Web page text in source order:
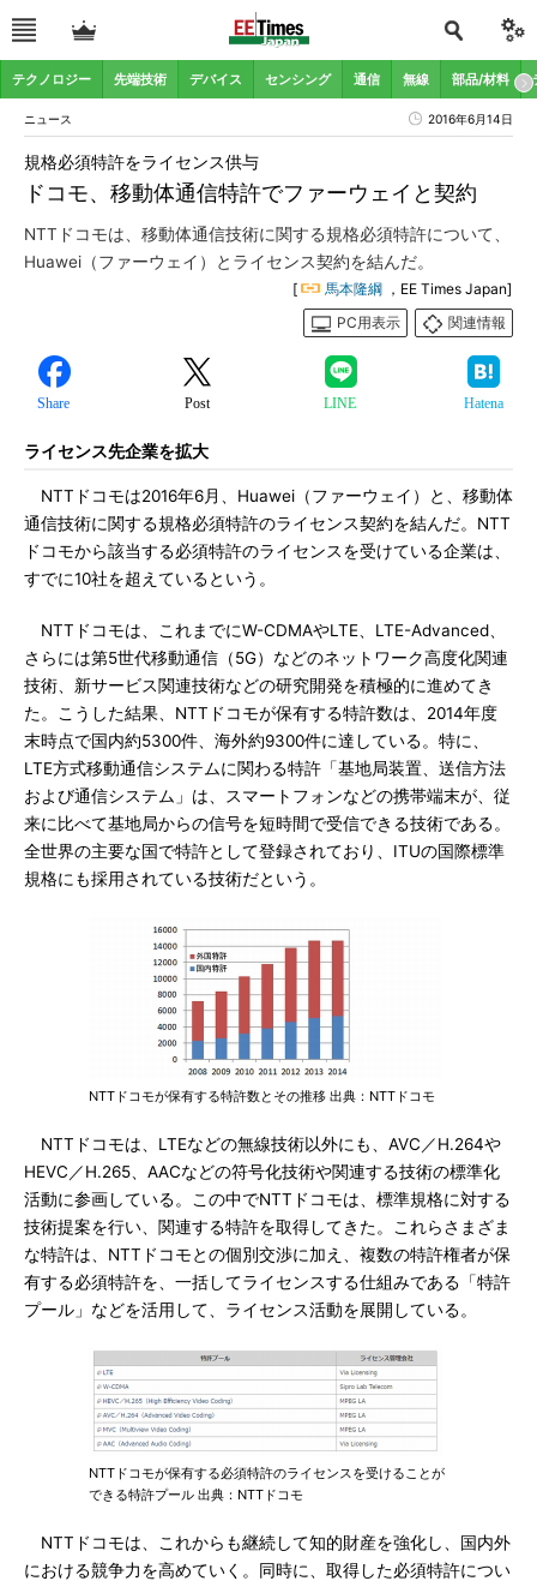
テクノロジー 先端技術 デバイス センシング 通信 無線 部品/材料
ニュース 2016年6月14日
ドコモ、移動体通信特許でファーウェイと契約
規格必須特許をライセンス供与
NTTドコモは、移動体通信技術に関する規格必須特許について、
Huawei（ファーウェイ）とライセンス契約を結んだ。
[ 馬本隆綱 ，EE Times Japan]
PC用表示
関連情報
Share Post LINE Hatena
ライセンス先企業を拡大
NTTドコモは2016年6月、Huawei（ファーウェイ）と、移動体
通信技術に関する規格必須特許のライセンス契約を結んだ。NTT
ドコモから該当する必須特許のライセンスを受けている企業は、
すでに10社を超えているという。
NTTドコモは、これまでにW-CDMAやLTE、LTE-Advanced、
さらには第5世代移動通信（5G）などのネットワーク高度化関連
技術、新サービス関連技術などの研究開発を積極的に進めてき
た。こうした結果、NTTドコモが保有する特許数は、2014年度
末時点で国内約5300件、海外約9300件に達している。特に、
LTE方式移動通信システムに関わる特許「基地局装置、送信方法
および通信システム」は、スマートフォンなどの携帯端末が、従
来に比べて基地局からの信号を短時間で受信できる技術である。
全世界の主要な国で特許として登録されており、ITUの国際標準
規格にも採用されている技術だという。
NTTドコモが保有する特許数とその推移 出典：NTTドコモ
NTTドコモは、LTEなどの無線技術以外にも、AVC／H.264や
HEVC／H.265、AACなどの符号化技術や関連する技術の標準化
活動に参画している。この中でNTTドコモは、標準規格に対する
技術提案を行い、関連する特許を取得してきた。これらさまざま
な特許は、NTTドコモとの個別交渉に加え、複数の特許権者が保
有する必須特許を、一括してライセンスする仕組みである「特許
プール」などを活用して、ライセンス活動を展開している。
NTTドコモが保有する必須特許のライセンスを受けることが
できる特許プール 出典：NTTドコモ
NTTドコモは、これからも継続して知的財産を強化し、国内外
における競争力を高めていく。同時に、取得した必須特許につい